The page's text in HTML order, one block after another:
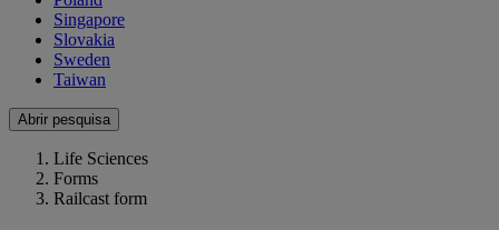
Singapore
Slovakia
Sweden
Taiwan
Abrir pesquisa
Life Sciences
Forms
Railcast form